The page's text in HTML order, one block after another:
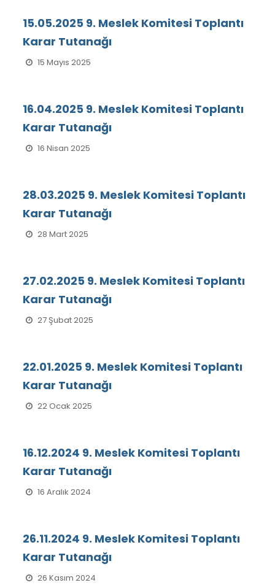
15.05.2025 9. Meslek Komitesi Toplantı
Karar Tutanağı
15 Mayıs 2025
16.04.2025 9. Meslek Komitesi Toplantı
Karar Tutanağı
16 Nisan 2025
28.03.2025 9. Meslek Komitesi Toplantı
Karar Tutanağı
28 Mart 2025
27.02.2025 9. Meslek Komitesi Toplantı
Karar Tutanağı
27 Şubat 2025
22.01.2025 9. Meslek Komitesi Toplantı
Karar Tutanağı
22 Ocak 2025
16.12.2024 9. Meslek Komitesi Toplantı
Karar Tutanağı
16 Aralık 2024
26.11.2024 9. Meslek Komitesi Toplantı
Karar Tutanağı
26 Kasım 2024